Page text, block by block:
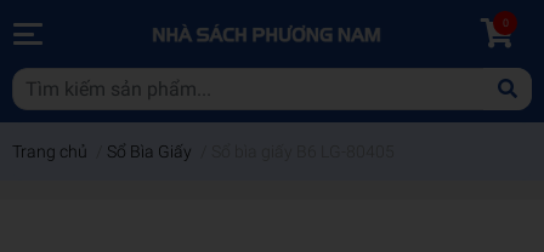
0
Trang chủ Sổ Bìa Giấy